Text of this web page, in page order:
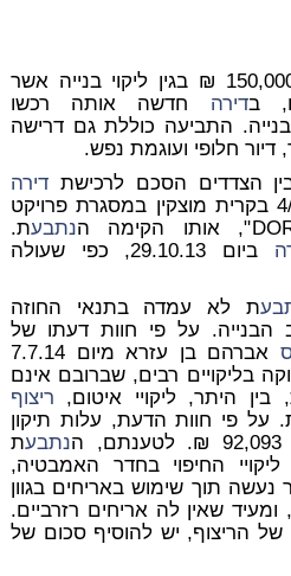
1. תביעה כספית על סך 150,000 ₪ בגין ליקוי בנייה אשר
בדירה חדשה אותה רכשו
התביעה כוללת גם דרישה
דיור חלופי ועוגמת נפש.
דירה
הנמצאת ברחוב הברוש 4/23 בקרית מוצקין במסגרת פרויקט
נתבעת.
ביום 29.10.13, כפי שעולה
ת לא עמדה בתנאי החוזה
הבנייה. על פי חוות דעתו של
אברהם בן עזרא מיום 7.7.14
בליקויים רבים, שברובם אינם
בין היתר, ליקויי איטום, ריצוף
על פי חוות הדעת, עלות תיקון
נתבעת
החיפוי בחדר האמבטיה,
אך הדבר נעשה תוך שימוש באריחים בגוון
ומעיד שאין לה אריחים רזרביים.
הריצוף, יש להוסיף סכום של